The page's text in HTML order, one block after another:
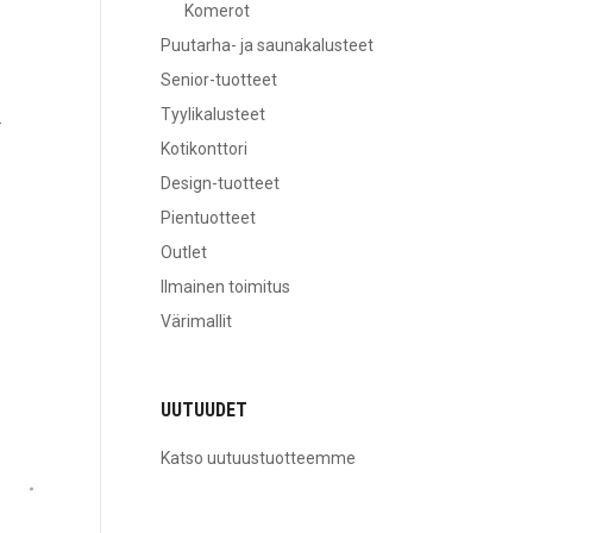
Komerot
Puutarha- ja saunakalusteet
Senior-tuotteet
Tyylikalusteet
Kotikonttori
Design-tuotteet
Pientuotteet
Outlet
Ilmainen toimitus
Värimallit
UUTUUDET
Katso uutuustuotteemme